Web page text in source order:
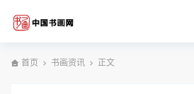
首页 书画资讯 正文